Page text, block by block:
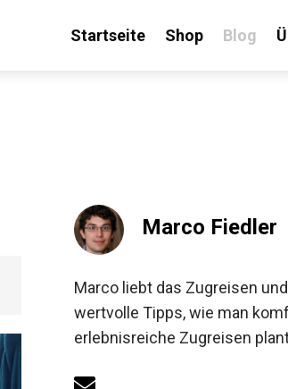
Startseite Shop Blog
Marco Fiedler
Marco liebt das Zugreisen
wertvolle Tipps, wie man
erlebnisreiche Zugreisen